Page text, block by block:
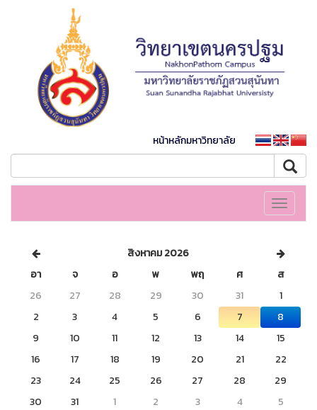
หน้าหลักมหาวิทยาลัย
Toggle
สิงหาคม 2026
อา
จ อ พ พฤ ศ
ส
26
27 28 29 30 31
1
2
3 4 5 6 7
8
9
10 11 12 13 14
15
16
17 18 19 20 21
22
23
24 25 26 27 28
29
30
31 1 2 3 4 5